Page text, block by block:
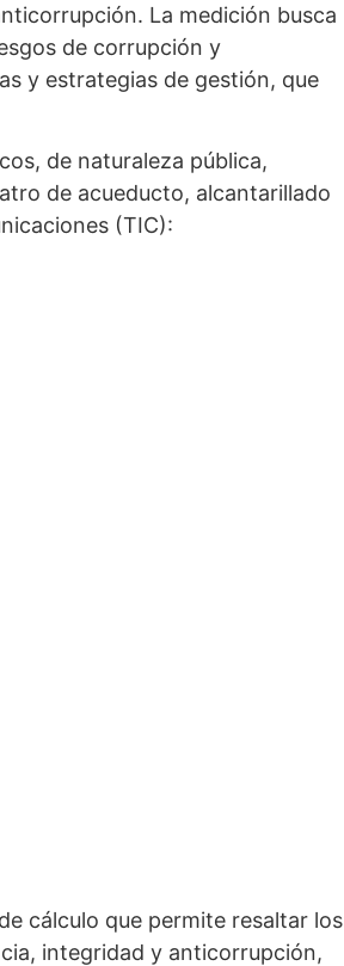
La medición busca
de corrupción y
y estrategias de gestión, que
de naturaleza pública,
de acueducto, alcantarillado
(TIC):
cálculo que permite resaltar los
integridad y anticorrupción,